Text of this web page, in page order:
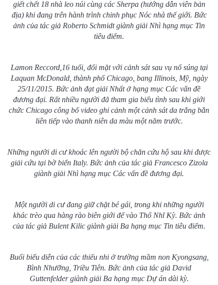
giết chết 18 nhà leo núi cùng các Sherpa (hướng dẫn viên bản
địa) khi đang trên hành trình chinh phục Nóc nhà thế giới. Bức
ảnh của tác giả Roberto Schmidt giành giải Nhì hạng mục Tin
tiêu điểm.
Lamon Reccord,16 tuổi, đối mặt với cảnh sát sau vụ nổ súng tại
Laquan McDonald, thành phố Chicago, bang Illinois, Mỹ, ngày
25/11/2015. Bức ảnh đạt giải Nhất ở hạng mục Các vấn đề
đương đại. Rất nhiều người đã tham gia biểu tình sau khi giới
chức Chicago công bố video ghi cảnh một cảnh sát da trắng bắn
liên tiếp vào thanh niên da màu một năm trước.
Những người di cư khoác lên người bộ chăn cứu hộ sau khi được
giải cứu tại bờ biển Italy. Bức ảnh của tác giả Francesco Zizola
giành giải Nhì hạng mục Các vấn đề đương đại.
Một người di cư đang giữ chặt bé gái, trong khi những người
khác trèo qua hàng rào biên giới để vào Thổ Nhĩ Kỳ. Bức ảnh
của tác giả Bulent Kilic giành giải Ba hạng mục Tin tiêu điểm.
Buổi biểu diễn của các thiếu nhi ở trường mầm non Kyongsang,
Bình Nhưỡng, Triều Tiên. Bức ảnh của tác giả David
Guttenfelder giành giải Ba hạng mục Dự án dài kỳ.